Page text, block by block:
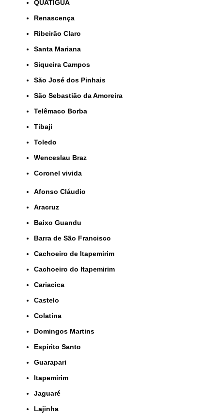
QUATIGUÁ
Renascença
Ribeirão Claro
Santa Mariana
Siqueira Campos
São José dos Pinhais
São Sebastião da Amoreira
Telêmaco Borba
Tibaji
Toledo
Wenceslau Braz
coronel vivida
Afonso Cláudio
Aracruz
Baixo Guandu
Barra de São Francisco
Cachoeiro de Itapemirim
Cachoeiro do Itapemirim
Cariacica
Castelo
Colatina
Domingos Martins
Espírito Santo
Guarapari
Itapemirim
Jaguaré
Lajinha